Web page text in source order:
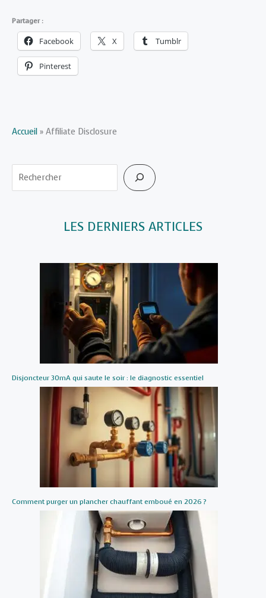
Partager :
Facebook X Tumblr
Pinterest
Accueil » Affiliate Disclosure
Rechercher
LES DERNIERS ARTICLES
Disjoncteur 30mA qui saute le soir : le diagnostic essentiel
Comment purger un plancher chauffant emboué en 2026 ?